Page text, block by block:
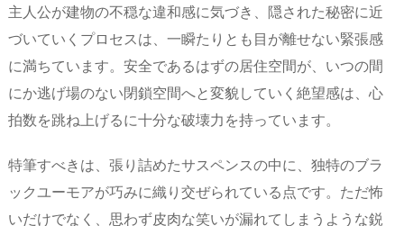
主人公が建物の不穏な違和感に気づき、隠された秘密に近
づいていくプロセスは、一瞬たりとも目が離せない緊張感
に満ちています。安全であるはずの居住空間が、いつの間
にか逃げ場のない閉鎖空間へと変貌していく絶望感は、心
拍数を跳ね上げるに十分な破壊力を持っています。
特筆すべきは、張り詰めたサスペンスの中に、独特のブラ
ックユーモアが巧みに織り交ぜられている点です。ただ怖
いだけでなく、思わず皮肉な笑いが漏れてしまうような鋭